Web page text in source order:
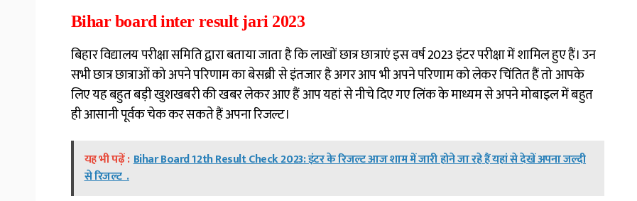
Bihar board inter result jari 2023
बिहार विद्यालय परीक्षा समिति द्वारा बताया जाता है कि लाखों छात्र छात्राएं इस वर्ष 2023 इंटर परीक्षा में शामिल हुए हैं। उन
सभी छात्र छात्राओं को अपने परिणाम का बेसब्री से इंतजार है अगर आप भी अपने परिणाम को लेकर चिंतित हैं तो आपके
लिए यह बहुत बड़ी खुशखबरी की खबर लेकर आए हैं आप यहां से नीचे दिए गए लिंक के माध्यम से अपने मोबाइल में बहुत
ही आसानी पूर्वक चेक कर सकते हैं अपना रिजल्ट।
यह भी पढ़ें :Bihar Board 12th Result Check 2023: इंटर के रिजल्ट आज शाम में जारी होने जा रहे हैं यहां से देखें अपना जल्दी
से रिजल्ट .